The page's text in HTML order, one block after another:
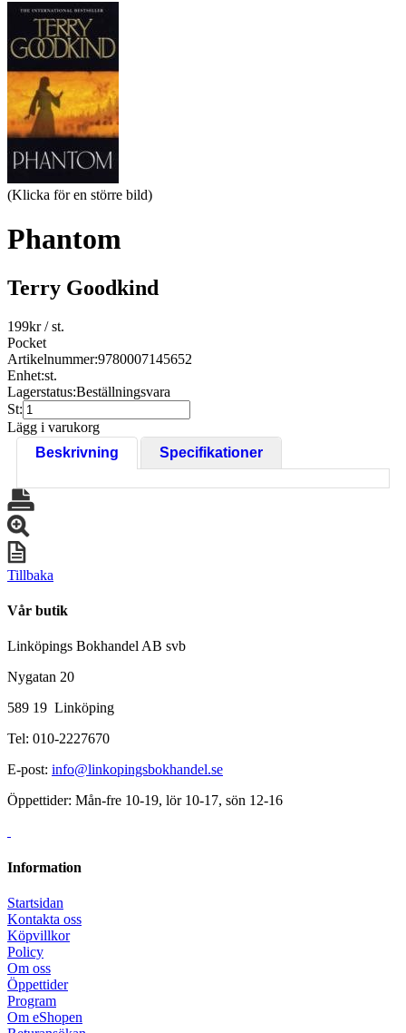
(Klicka för en större bild)
Phantom
Terry Goodkind
199kr/ st.
Pocket
Artikelnummer:9780007145652
Enhet:st.
Lagerstatus:Beställningsvara
St:
Lägg i varukorg
Beskrivning
Specifikationer
Tillbaka
Vår butik
Linköpings Bokhandel AB svb
Nygatan 20
589 19 Linköping
Tel: 010-2227670
E-post: info@linkopingsbokhandel.se
Öppettider: Mån-fre 10-19, lör 10-17, sön 12-16
Information
Startsidan
Kontakta oss
Köpvillkor
Policy
Om oss
Öppettider
Program
Om eShopen